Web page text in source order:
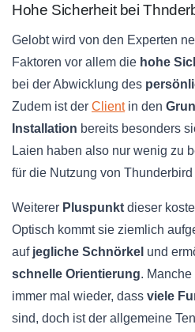
Hohe Sicherheit bei
Gelobt wird von den Experten
Faktoren vor allem die hohe
bei der Abwicklung des
Zudem ist der Clientin den
Installation bereits besonders
Laien haben also nur wenig zu
für die Nutzung von
Weiterer Pluspunkt dieser
Optisch kommt sie ziemlich
auf jegliche Schnörkel und
schnelle Orientierung.
immer mal wieder, dass viele
sind, doch ist der allgemeine